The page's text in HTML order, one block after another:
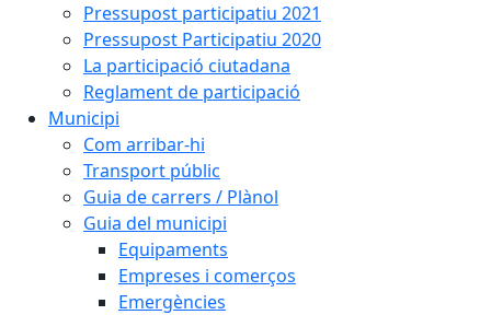
Pressupost participatiu 2021
Pressupost Participatiu 2020
La participació ciutadana
Reglament de participació
Municipi
Com arribar-hi
Transport públic
Guia de carrers / Plànol
Guia del municipi
Equipaments
Empreses i comerços
Emergències